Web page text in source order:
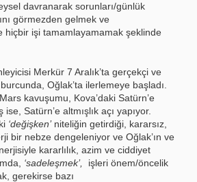
davranarak sorunları/günlük
görmezden gelmek ve
hiçbir işi tamamlayamamak şeklinde
Merkür 7 Aralık’ta gerçekçi ve
Oğlak’ta ilerlemeye başladı.
kavuşumu, Kova’daki Satürn’e
Satürn’e altmışlık açı yapıyor.
‘değişken’niteliğin getirdiği, kararsız,
bir nebze dengeleniyor ve Oğlak’ın ve
kararlılık, azim ve ciddiyet
‘sadeleşmek’,
işleri önem/öncelik
gerekirse bazı